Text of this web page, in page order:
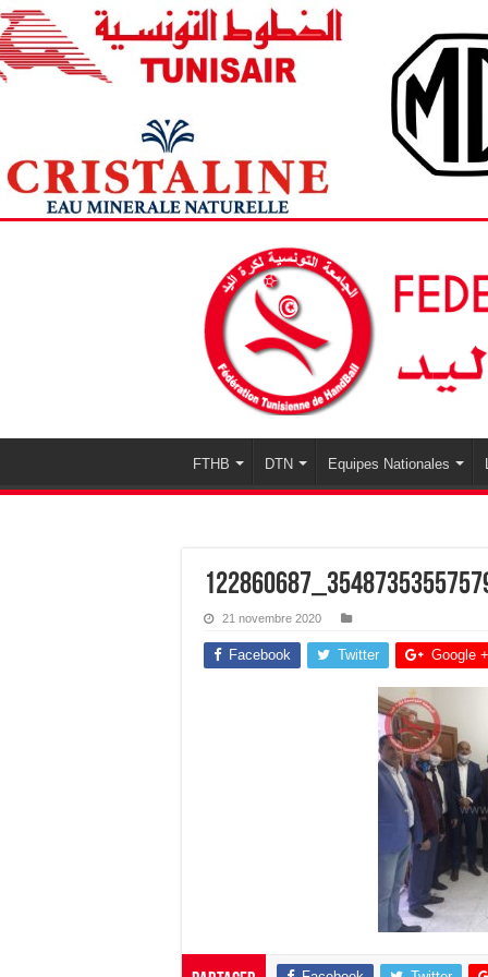
FTHB DTN Equipes Nationales
21 novembre 2020
Facebook Twitter Google +